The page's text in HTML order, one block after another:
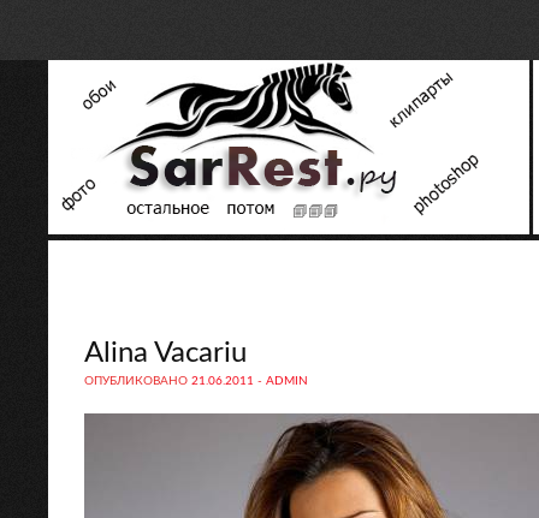
Alina Vacariu
ОПУБЛИКОВАНО 21.06.2011 - ADMIN